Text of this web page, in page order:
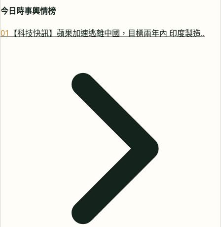
今日時事輿情榜
01 【科技快訊】蘋果加速逃離中國，目標兩年內 印度製造..